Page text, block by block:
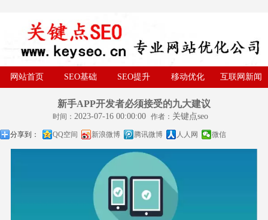
网站首页 SEO基础 SEO提升 移动优化 互联网新闻
新手APP开发者必须接受的九大建议
时间： 2023-07-16 00:00:00 作者： 关键点seo
分享到： QQ空间 新浪微博 腾讯微博 人人网 微信